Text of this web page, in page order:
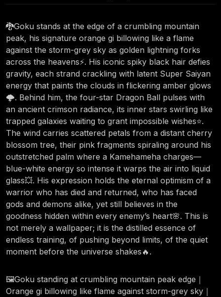
🐉Goku stands at the edge of a crumbling mountain
peak, his signature orange gi billowing like a flame
against the storm-grey sky as golden lightning forks
across the heavens⚡. His iconic spiky black hair defies
gravity, each strand crackling with latent Super Saiyan
energy that paints the clouds in flickering amber glows
🌩️. Behind him, the four-star Dragon Ball pulses with
an ancient crimson radiance, its inner stars swirling like
trapped galaxies waiting to grant impossible wishes⭐.
The wind carries scattered petals from a distant cherry
blossom tree, their pink fragments spiraling around his
outstretched palm where a Kamehameha charges—
blue-white energy so intense it warps the air into liquid
glass💥. His expression holds the eternal optimism of a
warrior who has died and returned, who has faced
gods and demons alike, yet still believes in the
goodness hidden within every enemy’s heart🌸. This is
not merely a wallpaper; it is the distilled essence of
endless training, of pushing beyond limits, of the quiet
moment before the universe shakes🔥.
🖼️Goku standing at crumbling mountain peak edge｜
Orange gi billowing like flame against storm-grey sky｜